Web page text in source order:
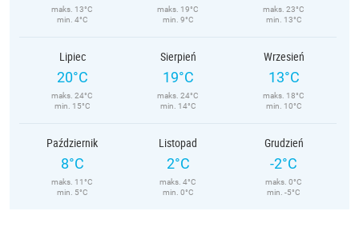
maks. 13°C
min. 4°C
maks. 19°C
min. 9°C
maks. 23°C
min. 13°C
Lipiec
20°C
maks. 24°C
min. 15°C
Sierpień
19°C
maks. 24°C
min. 14°C
Wrzesień
13°C
maks. 18°C
min. 10°C
Październik
8°C
maks. 11°C
min. 5°C
Listopad
2°C
maks. 4°C
min. 0°C
Grudzień
-2°C
maks. 0°C
min. -5°C